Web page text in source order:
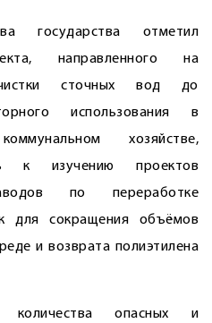
государства отметил
направленного на
сточных вод до
использования в
хозяйстве,
к изучению проектов
по переработке
для сокращения объёмов
и возврата полиэтилена
опасных и